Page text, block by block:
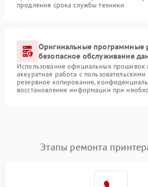
продления срока службы техники
Оригинальные программные
безопасное обслуживание
Использование официальных прошивок
аккуратная работа с
резервное копирование,
восстановление информации при
Этапы ремонта